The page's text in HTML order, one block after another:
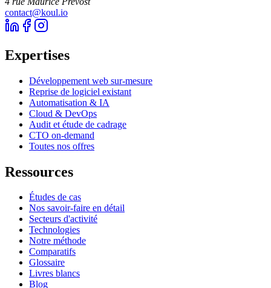
contact@koul.io
Expertises
Développement web sur-mesure
Reprise de logiciel existant
Automatisation & IA
Cloud & DevOps
Audit et étude de cadrage
CTO on-demand
Toutes nos offres
Ressources
Études de cas
Nos savoir-faire en détail
Secteurs d'activité
Technologies
Notre méthode
Comparatifs
Glossaire
Livres blancs
Blog